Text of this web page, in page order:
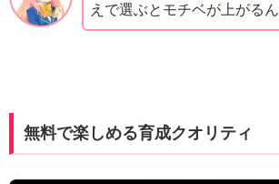
えで選ぶとモチベが上がる
無料で楽しめる育成クオリティ